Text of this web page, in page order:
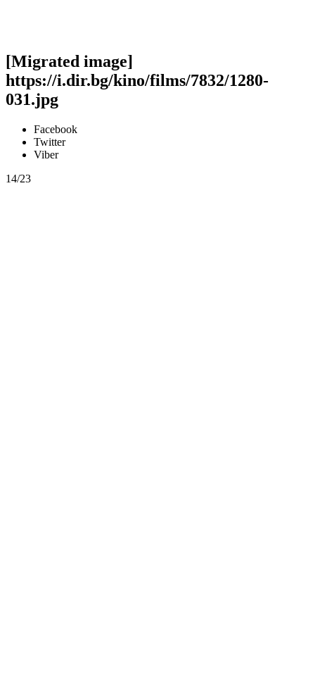
[Migrated image]
https://i.dir.bg/kino/films/7832/1280-
031.jpg
Facebook
Twitter
Viber
14/23